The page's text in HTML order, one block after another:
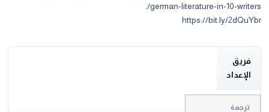
german-literature-in-10-
https://bit.ly/
فريق
الإعداد
ترجمة